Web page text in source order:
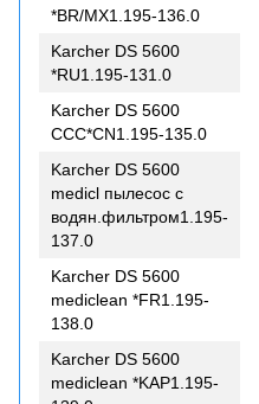
*BR/MX1.195-136.0
Karcher DS 5600
*RU1.195-131.0
Karcher DS 5600
CCC*CN1.195-135.0
Karcher DS 5600
medicl пылесос с
водян.фильтром1.195-
137.0
Karcher DS 5600
mediclean *FR1.195-
138.0
Karcher DS 5600
mediclean *KAP1.195-